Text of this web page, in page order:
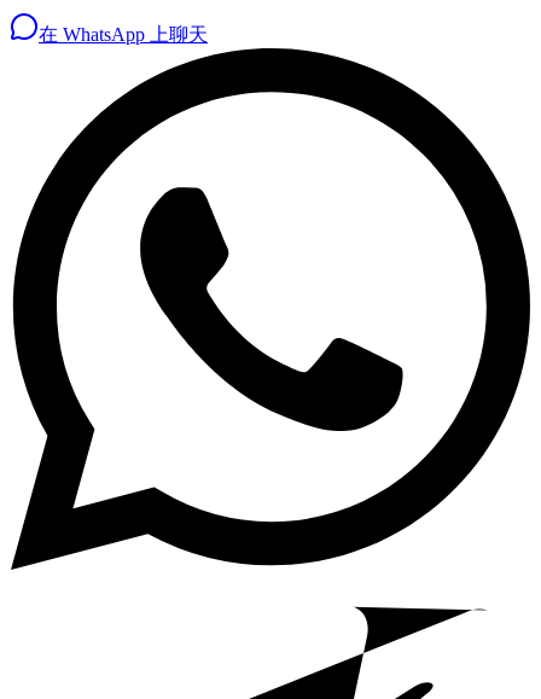
在 WhatsApp 上聊天